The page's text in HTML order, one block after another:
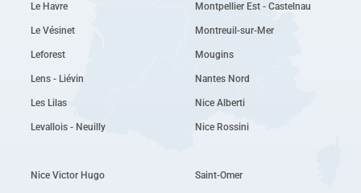
Le Havre
Le Vésinet
Leforest
Lens - Liévin
Les Lilas
Levallois - Neuilly
Montpellier Est - Castelnau
Montreuil-sur-Mer
Mougins
Nantes Nord
Nice Alberti
Nice Rossini
Nice Victor Hugo Saint-Omer